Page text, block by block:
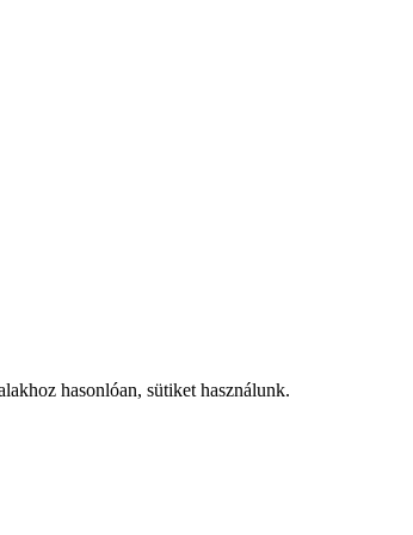
hasonlóan, sütiket használunk.